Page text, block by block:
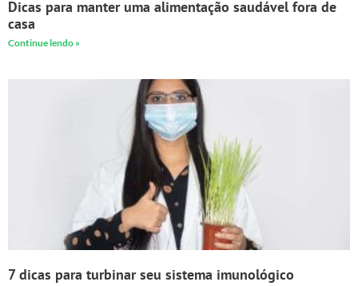
Dicas para manter uma alimentação saudável fora de
casa
Continue lendo »
7 dicas para turbinar seu sistema imunológico